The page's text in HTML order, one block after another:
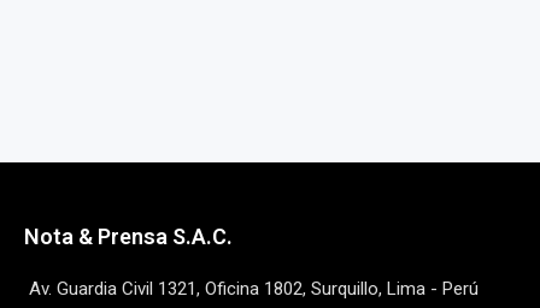
Nota & Prensa S.A.C.
Av. Guardia Civil 1321, Oficina 1802, Surquillo, Lima - Perú